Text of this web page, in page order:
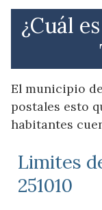
¿Cuál
El municipio
postales esto
habitantes
Limites
251010